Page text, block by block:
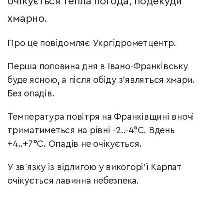
хмарно.
Про це повідомляє Укргідрометцентр.
Перша половина дня в Івано-Франківську
буде ясною, а після обіду з'являться хмари.
Без опадів.
Температура повітря на Франківщині вночі
триматиметься на рівні -2..-4°С. Вдень
+4..+7°С. Опадів не очікується.
У зв'язку із відлигою у викогорі'ї Карпат
очікується лавинна небезпека.